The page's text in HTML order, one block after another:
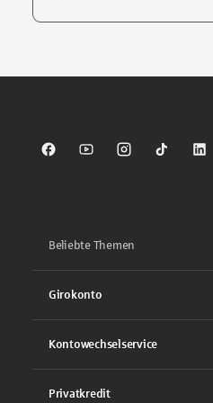
Sparkasse auf Facebook
Sparkasse auf Youtube
Sparkasse auf
Beliebte Themen
Girokonto
Kontowechselservice
Privatkredit